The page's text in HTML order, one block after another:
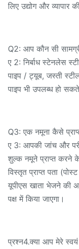
लिए उद्योग और
Q2: आप कौन सी
ए 2: निर्बाध स्टेनलेस
पाइप / ट्यूब, जस्ती
पाइप भी उपलब्ध हो
Q3: एक नमूना कैसे
ए 3: आपकी जांच और
शुल्क नमूने प्राप्त करने
विस्तृत प्राप्त पता
यूपीएस खाता भेजने की
पक्ष में किया जाएगा।
प्रश्न4.क्या आप मेरे